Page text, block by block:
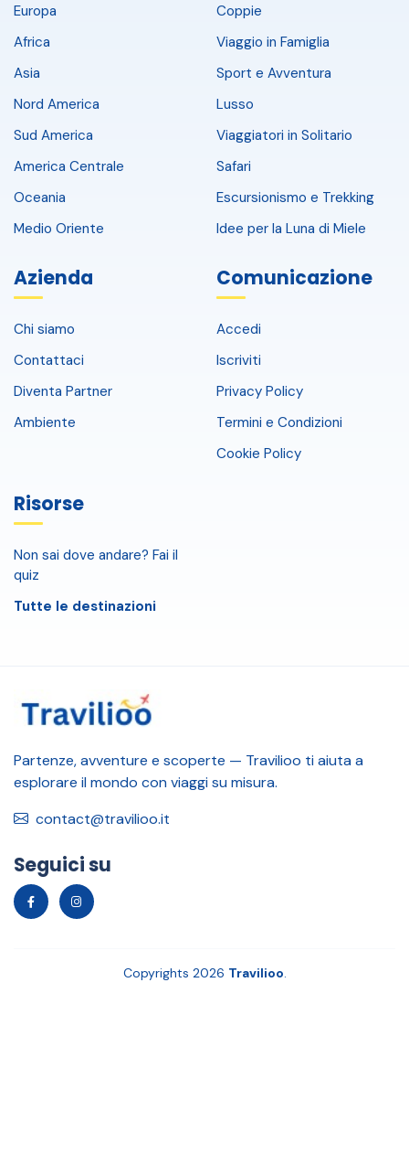
Europa
Africa
Asia
Nord America
Sud America
America Centrale
Oceania
Medio Oriente
Coppie
Viaggio in Famiglia
Sport e Avventura
Lusso
Viaggiatori in Solitario
Safari
Escursionismo e Trekking
Idee per la Luna di Miele
Azienda
Chi siamo
Contattaci
Diventa Partner
Ambiente
Comunicazione
Accedi
Iscriviti
Privacy Policy
Termini e Condizioni
Cookie Policy
Risorse
Non sai dove andare? Fai il
quiz
Tutte le destinazioni
Partenze, avventure e scoperte — Travilioo ti aiuta a
esplorare il mondo con viaggi su misura.
contact@travilioo.it
Seguici su
Copyrights 2026 Travilioo.